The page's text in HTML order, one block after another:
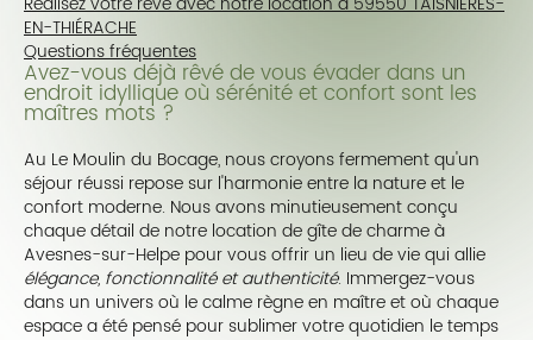
EN-THIÉRACHE
Questions fréquentes
Avez-vous déjà rêvé de vous évader dans un
endroit idyllique où sérénité et confort sont les
maîtres mots ?
Au Le Moulin du Bocage, nous croyons fermement qu'un
séjour réussi repose sur l'harmonie entre la nature et le
confort moderne. Nous avons minutieusement conçu
chaque détail de notre location de gîte de charme à
Avesnes-sur-Helpe pour vous offrir un lieu de vie qui allie
élégance, fonctionnalité et authenticité. Immergez-vous
dans un univers où le calme règne en maître et où chaque
espace a été pensé pour sublimer votre quotidien le temps